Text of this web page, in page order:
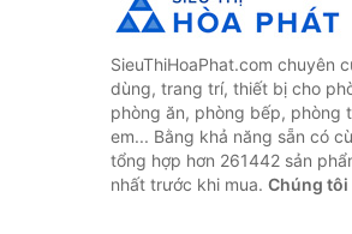
SieuThiHoaPhat.com chuyên
dùng, trang trí, thiết bị cho
phòng ăn, phòng bếp, phòng
em... Bằng khả năng sẵn có
tổng hợp hơn 261442 sản
nhất trước khi mua. Chúng tôi